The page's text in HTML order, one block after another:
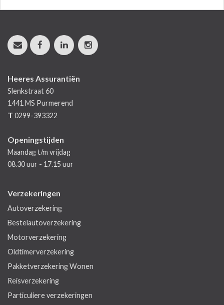
Heeres Assurantiën
Slenkstraat 60
1441 MS Purmerend
T 0299-393322
Openingstijden
Maandag t/m vrijdag
08.30 uur - 17.15 uur
Verzekeringen
Autoverzekering
Bestelautoverzekering
Motorverzekering
Oldtimerverzekering
Pakketverzekering Wonen
Reisverzekering
Particuliere verzekeringen